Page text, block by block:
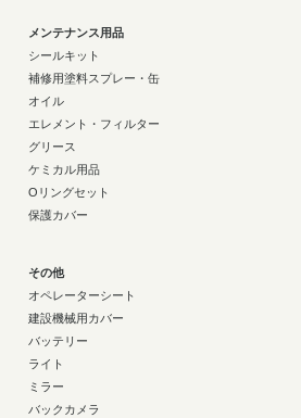
メンテナンス用品
シールキット
補修用塗料スプレー・缶
オイル
エレメント・フィルター
グリース
ケミカル用品
Oリングセット
保護カバー
その他
オペレーターシート
建設機械用カバー
バッテリー
ライト
ミラー
バックカメラ